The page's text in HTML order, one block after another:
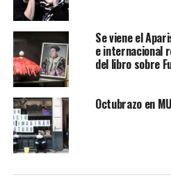
Se viene el
e internacional
del libro sobre
Octubrazo en